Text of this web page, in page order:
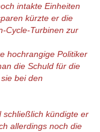
intakte Einheiten
kürzte er die
Cycle-Turbinen zur
hochrangige Politiker
die Schuld für die
bei den
schließlich kündigte er
allerdings noch die